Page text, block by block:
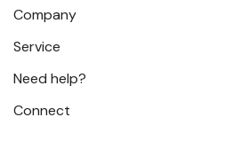
Company
Service
Need help?
Connect